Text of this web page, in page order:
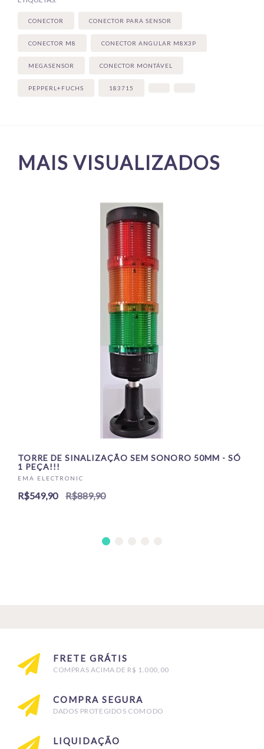
CONECTOR CONECTOR PARA SENSOR
CONECTOR M8 CONECTOR ANGULAR M8X3P
MEGASENSOR CONECTOR MONTÁVEL
PEPPERL+FUCHS 183715
MAIS VISUALIZADOS
TORRE DE SINALIZAÇÃO SEM SONORO 50MM - SÓ
1 PEÇA!!!
EMA ELECTRONIC
R$549,90 R$889,90
FRETE GRÁTIS
COMPRAS ACIMA DE R$ 1.000,00
COMPRA SEGURA
DADOS PROTEGIDOS COMODO
LIQUIDAÇÃO